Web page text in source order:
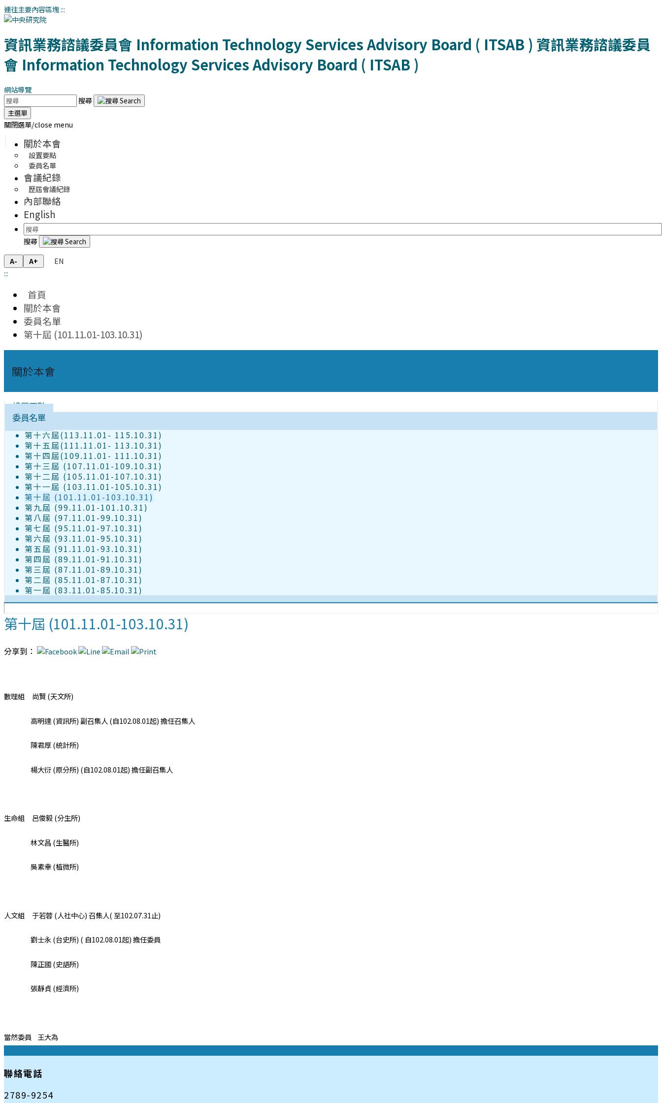
連往主要內容區塊:::
資訊業務諮議委員會 Information Technology Services Advisory Board ( ITSAB ) 資訊業務諮議委員
會 Information Technology Services Advisory Board ( ITSAB )
網站導覽
搜尋
主選單
關閉選單/close menu
關於本會
設置要點
委員名單
會議紀錄
歷屆會議紀錄
內部聯絡
English
搜尋
A- A+
EN
:::
首頁
關於本會
委員名單
第十屆 (101.11.01-103.10.31)
關於本會
設置要點
委員名單
第十六屆(113.11.01- 115.10.31)
第十五屆(111.11.01- 113.10.31)
第十四屆(109.11.01- 111.10.31)
第十三屆 (107.11.01-109.10.31)
第十二屆 (105.11.01-107.10.31)
第十一屆 (103.11.01-105.10.31)
第十屆 (101.11.01-103.10.31)
第九屆 (99.11.01-101.10.31)
第八屆 (97.11.01-99.10.31)
第七屆 (95.11.01-97.10.31)
第六屆 (93.11.01-95.10.31)
第五屆 (91.11.01-93.10.31)
第四屆 (89.11.01-91.10.31)
第三屆 (87.11.01-89.10.31)
第二屆 (85.11.01-87.10.31)
第一屆 (83.11.01-85.10.31)
第十屆 (101.11.01-103.10.31)
分享到：
數理組 尚賢 (天文所)
高明達 (資訊所) 副召集人 (自102.08.01起) 擔任召集人
陳君厚 (統計所)
楊大衍 (原分所) (自102.08.01起) 擔任副召集人
生命組 呂俊毅 (分生所)
林文昌 (生醫所)
吳素幸 (植微所)
人文組 于若蓉 (人社中心) 召集人( 至102.07.31止)
劉士永 (台史所) ( 自102.08.01起) 擔任委員
陳正國 (史語所)
張靜貞 (經濟所)
當然委員 王大為
聯絡電話
2789-9254